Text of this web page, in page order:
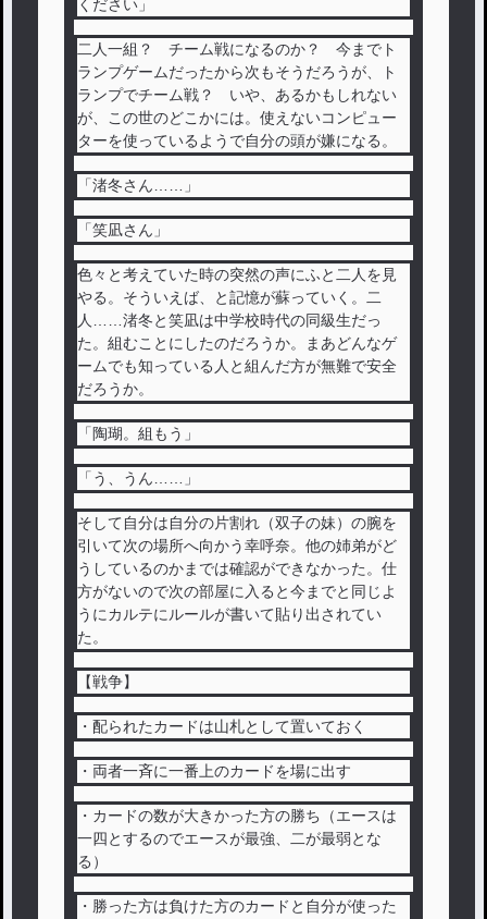
ください」
二人一組？ チーム戦になるのか？ 今までト
ランプゲームだったから次もそうだろうが、ト
ランプでチーム戦？ いや、あるかもしれない
が、この世のどこかには。使えないコンピュー
ターを使っているようで自分の頭が嫌になる。
「渚冬さん……」
「笑凪さん」
色々と考えていた時の突然の声にふと二人を見
やる。そういえば、と記憶が蘇っていく。二
人……渚冬と笑凪は中学校時代の同級生だっ
た。組むことにしたのだろうか。まあどんなゲ
ームでも知っている人と組んだ方が無難で安全
だろうか。
「陶瑚。組もう」
「う、うん……」
そして自分は自分の片割れ（双子の妹）の腕を
引いて次の場所へ向かう幸呼奈。他の姉弟がど
うしているのかまでは確認ができなかった。仕
方がないので次の部屋に入ると今までと同じよ
うにカルテにルールが書いて貼り出されてい
た。
【戦争】
・配られたカードは山札として置いておく
・両者一斉に一番上のカードを場に出す
・カードの数が大きかった方の勝ち（エースは
一四とするのでエースが最強、二が最弱とな
る）
・勝った方は負けた方のカードと自分が使った